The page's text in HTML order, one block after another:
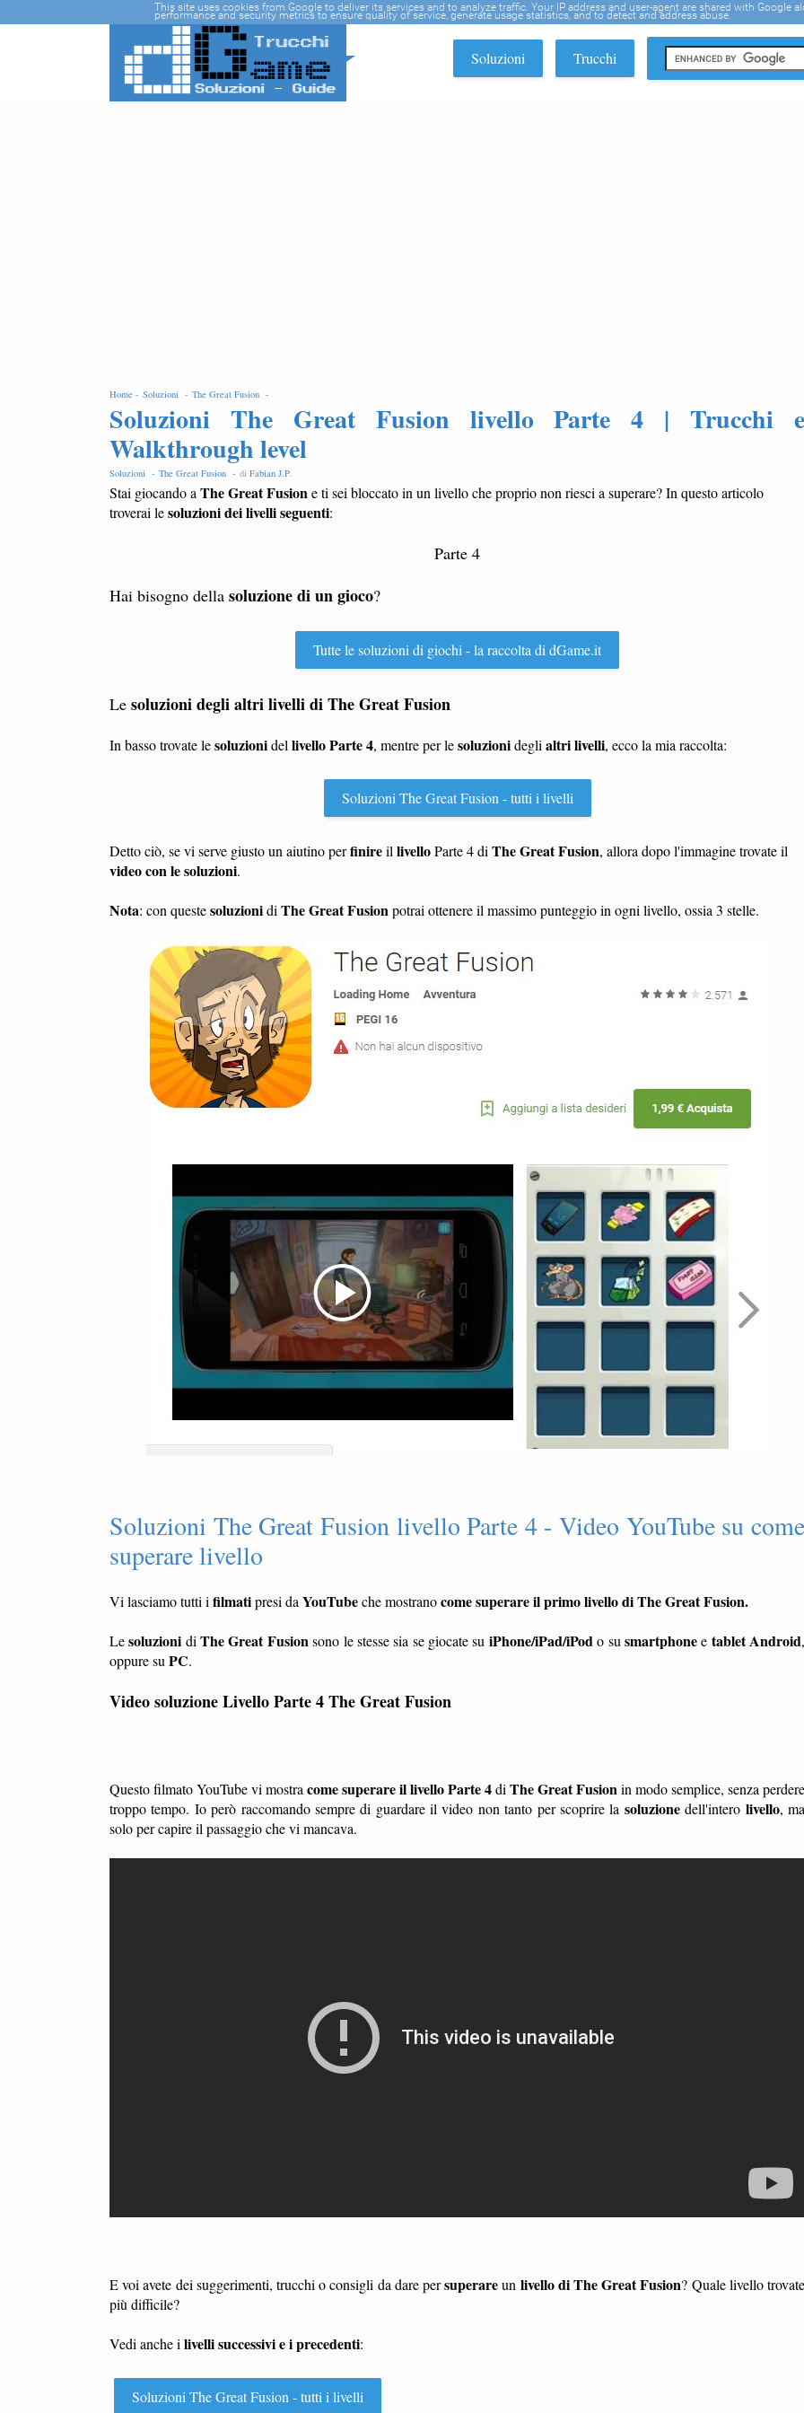
Soluzioni Trucchi
Home - Soluzioni - The Great Fusion -
Soluzioni The Great Fusion livello Parte 4 | Trucchi e
Walkthrough level
Soluzioni - The Great Fusion - di Fabian J.P.
Stai giocando a The Great Fusione ti sei bloccato in un livello che proprio non riesci a superare? In questo articolo
troverai lesoluzioni dei livelli seguenti:
Parte 4
Hai bisogno della soluzione di un gioco?
Tutte le soluzioni di giochi - la raccolta di dGame.it
Le soluzioni degli altri livelli diThe Great Fusion
In basso trovate lesoluzionidel livello Parte 4, mentre per lesoluzionidegli altri livelli, ecco la mia raccolta:
Soluzioni The Great Fusion - tutti i livelli
Detto ciò, se vi serve giusto un aiutino perfinireil livelloParte 4 di The Great Fusion, allora dopo l'immagine trovate il
video con le soluzioni.
Nota: con questesoluzionidi The Great Fusionpotrai ottenere il massimo punteggio in ogni livello, ossia 3 stelle.
Soluzioni The Great Fusion livello Parte 4 - Video YouTube su come
superare livello
Vi lasciamo tutti i filmatipresi da YouTubeche mostranocome superare il primo livello di The Great Fusion.
Lesoluzioni diThe Great Fusionsono le stesse sia se giocate su iPhone/iPad/iPodo su smartphonee tabletAndroid
oppure su PC.
Video soluzione Livello Parte 4The Great Fusion
Questo filmato YouTube vi mostra come superare il livello Parte 4di The Great Fusionin modo semplice, senza perdere
troppo tempo. Io però raccomando sempre di guardare il video non tanto per scoprire la soluzionedell'intero livello,
solo per capire il passaggio che vi mancava.
E voi avete dei suggerimenti, trucchi o consigli da dare persuperareun livello di The Great Fusion? Quale livello
più difficile?
Vedi anche i livelli successivi e i precedenti:
Soluzioni The Great Fusion - tutti i livelli
This site uses cookies from Google to deliver its services and to analyze traffic. Your IP address and user-agent are shared with Google
performance and security metrics to ensure quality of service, generate usage statistics, and to detect and address abuse.